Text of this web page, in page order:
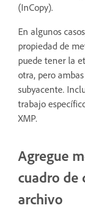
(InCopy).
En algunos
propiedad de
puede tener la
otra, pero
subyacente.
trabajo
XMP.
Agregue
cuadro de
archivo